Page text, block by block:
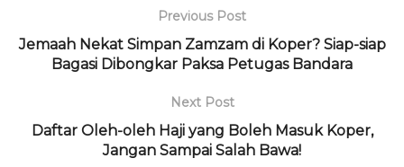
Previous Post
Jemaah Nekat Simpan Zamzam di Koper? Siap-siap
Bagasi Dibongkar Paksa Petugas Bandara
Next Post
Daftar Oleh-oleh Haji yang Boleh Masuk Koper,
Jangan Sampai Salah Bawa!